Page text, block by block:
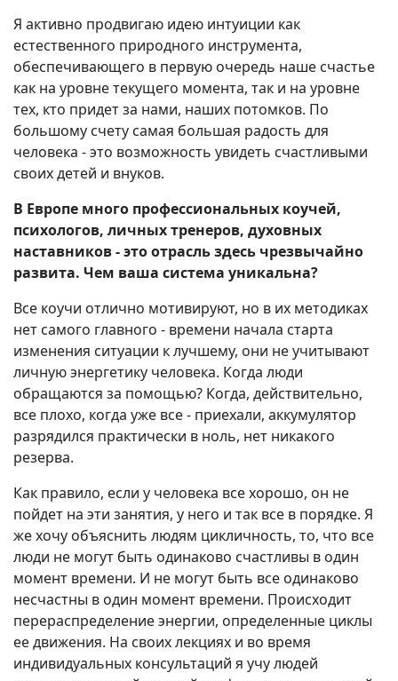
Я активно продвигаю идею интуиции как
естественного природного инструмента,
обеспечивающего в первую очередь наше счастье
как на уровне текущего момента, так и на уровне
тех, кто придет за нами, наших потомков. По
большому счету самая большая радость для
человека - это возможность увидеть счастливыми
своих детей и внуков.
В Европе много профессиональных коучей,
психологов, личных тренеров, духовных
наставников - это отрасль здесь чрезвычайно
развита. Чем ваша система уникальна?
Все коучи отлично мотивируют, но в их методиках
нет самого главного - времени начала старта
изменения ситуации к лучшему, они не учитывают
личную энергетику человека. Когда люди
обращаются за помощью? Когда, действительно,
все плохо, когда уже все - приехали, аккумулятор
разрядился практически в ноль, нет никакого
резерва.
Как правило, если у человека все хорошо, он не
пойдет на эти занятия, у него и так все в порядке. Я
же хочу объяснить людям цикличность, то, что все
люди не могут быть одинаково счастливы в один
момент времени. И не могут быть все одинаково
несчастны в один момент времени. Происходит
перераспределение энергии, определенные циклы
ее движения. На своих лекциях и во время
индивидуальных консультаций я учу людей